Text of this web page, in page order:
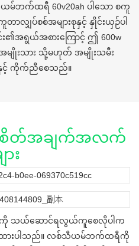
ဘက်ထရီ 60v20ah ပါသော စကူ
ာလျှပ်စစ်အများစုနှင့် နှိုင်းယှဉ်ပါ
အရွယ်အစားကြောင့် ဤ 600w
မျိုးသား သို့မဟုတ် အမျိုးသမီး
းနှင့် ကိုက်ညီစေသည်။
စိတ်အချက်အလက်
ား
ကို သယ်ဆောင်ရလွယ်ကူစေလိုပါက
းပါသည်။ လစ်သီယမ်ဘက်ထရီကို